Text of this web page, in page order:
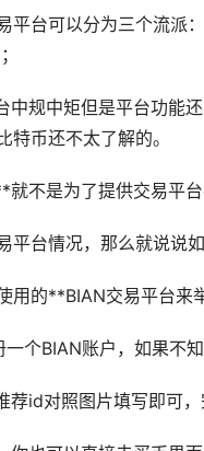
平台可以分为三个流派
中规中矩但是平台功能
特币还不太了解的。
不是为了提供交易平
平台情况，那么就说说
用的**BIAN交易平台来
一个BIAN账户，如果不
荐id对照图片填写即可，